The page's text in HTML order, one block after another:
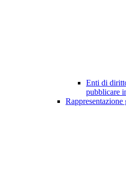
Enti di
pubblicare
Rappresentazione